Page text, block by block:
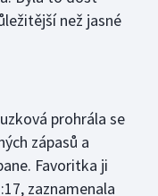
než jasné
prohrála se
zápasů a
Favoritka ji
zaznamenala